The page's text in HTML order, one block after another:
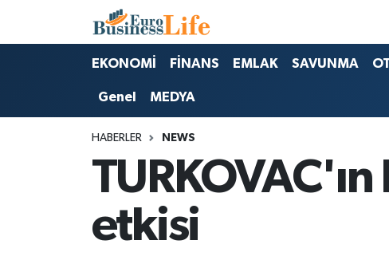
EKONOMİ FİNANS EMLAK SAVUNMA
Genel MEDYA
HABERLER NEWS
etkisi
Nöbetçi Eczaneler
Hava Durumu
Namaz Vakitleri
Trafik Durumu
Süper Lig Puan Durumu ve Fikstür